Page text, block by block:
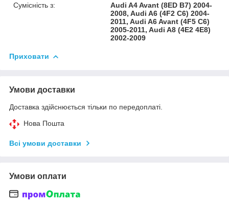
Сумісність з:
Audi A4 Avant (8ED B7) 2004-
2008, Audi A6 (4F2 C6) 2004-
2011, Audi A6 Avant (4F5 C6)
2005-2011, Audi A8 (4E2 4E8)
2002-2009
Приховати
Умови доставки
Доставка здійснюється тільки по передоплаті.
Нова Пошта
Всі умови доставки
Умови оплати